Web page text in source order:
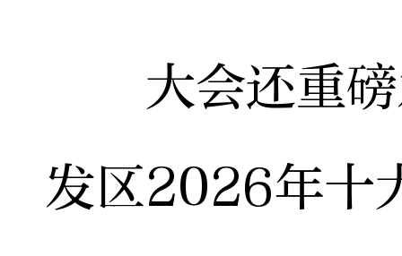
大会还重磅
发区2026年十